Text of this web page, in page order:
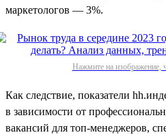
маркетологов — 3%.
Нажмите на изображение,
Как следствие, показатели
в зависимости от
вакансий для топ-менеджеров,